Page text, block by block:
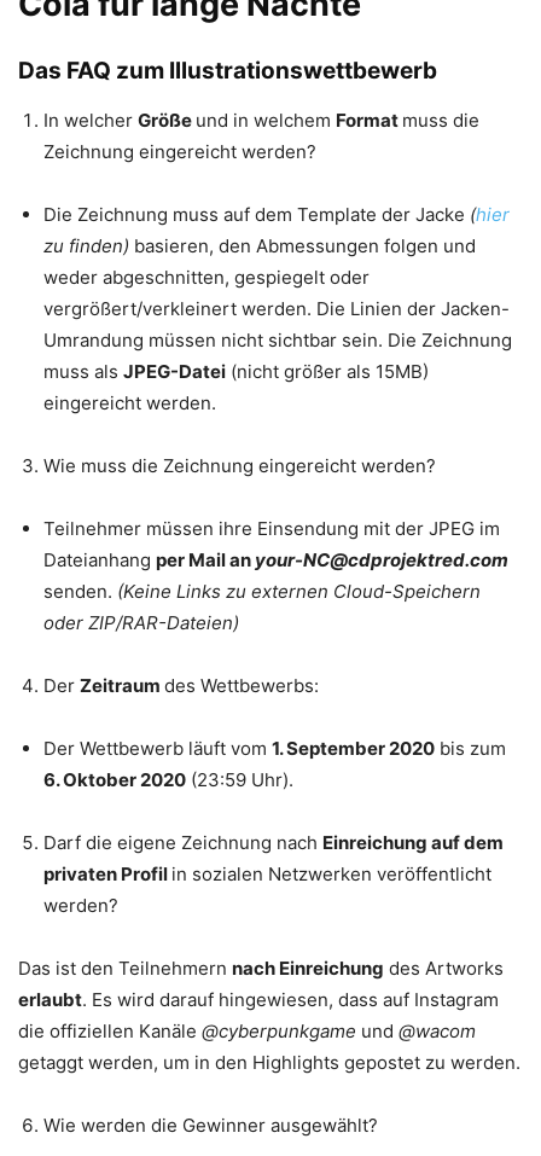
Das FAQ zum Illustrationswettbewerb
In welcher Größe und in welchem Format muss die
Zeichnung eingereicht werden?
Die Zeichnung muss auf dem Template der Jacke (hier
zu finden) basieren, den Abmessungen folgen und
weder abgeschnitten, gespiegelt oder
vergrößert/verkleinert werden. Die Linien der Jacken-
Umrandung müssen nicht sichtbar sein. Die Zeichnung
muss als JPEG-Datei (nicht größer als 15MB)
eingereicht werden.
Wie muss die Zeichnung eingereicht werden?
Teilnehmer müssen ihre Einsendung mit der JPEG im
Dateianhang per Mail an your-NC@cdprojektred.com
senden. (Keine Links zu externen Cloud-Speichern
oder ZIP/RAR-Dateien)
Der Zeitraum des Wettbewerbs:
Der Wettbewerb läuft vom 1. September 2020 bis zum
6. Oktober 2020 (23:59 Uhr).
Darf die eigene Zeichnung nach Einreichung auf dem
privaten Profil in sozialen Netzwerken veröffentlicht
werden?
Das ist den Teilnehmern nach Einreichung des Artworks
erlaubt. Es wird darauf hingewiesen, dass auf Instagram
die offiziellen Kanäle @cyberpunkgame und @wacom
getaggt werden, um in den Highlights gepostet zu werden.
Wie werden die Gewinner ausgewählt?